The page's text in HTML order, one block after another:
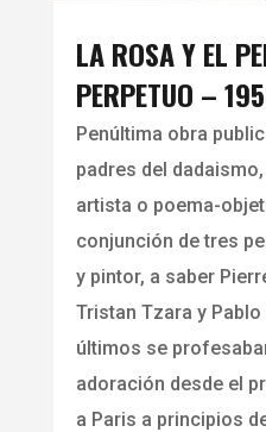
LA ROSA Y EL
PERPETUO –
Penúltima obra
padres del
artista o poema-
conjunción de tres
y pintor, a saber
Tristan Tzara y
últimos se
adoración desde el
a Paris a principios